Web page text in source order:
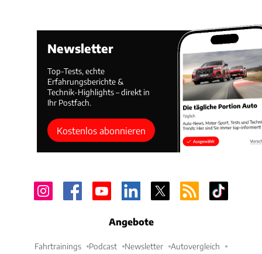
Newsletter
Top-Tests, echte
Erfahrungsberichte &
Technik-Highlights – direkt in
Ihr Postfach.
Kostenlos abonnieren
Angebote
Fahrtrainings Podcast Newsletter Autovergleich